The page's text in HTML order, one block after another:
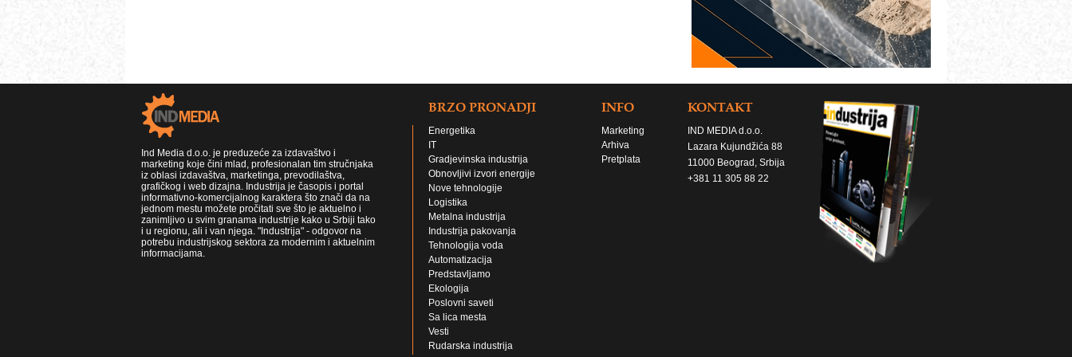
Ind Media d.o.o. je preduzeće za izdavaštvo i
marketing koje čini mlad, profesionalan tim stručnjaka
iz oblasi izdavaštva, marketinga, prevodilaštva,
grafičkog i web dizajna. Industrija je časopis i portal
informativno-komercijalnog karaktera što znači da na
jednom mestu možete pročitati sve što je aktuelno i
zanimljivo u svim granama industrije kako u Srbiji tako
i u regionu, ali i van njega. "Industrija" - odgovor na
potrebu industrijskog sektora za modernim i aktuelnim
informacijama.
BRZO PRONADJI
Energetika
IT
Gradjevinska industrija
Obnovljivi izvori energije
Nove tehnologije
Logistika
Metalna industrija
Industrija pakovanja
Tehnologija voda
Automatizacija
Predstavljamo
Ekologija
Poslovni saveti
Sa lica mesta
Vesti
Rudarska industrija
INFO
Marketing
Arhiva
Pretplata
KONTAKT
IND MEDIA d.o.o.
Lazara Kujundžića 88
11000 Beograd, Srbija
+381 11 305 88 22